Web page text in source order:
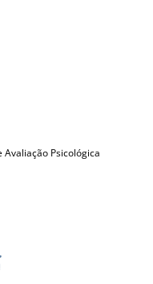
Psicológica